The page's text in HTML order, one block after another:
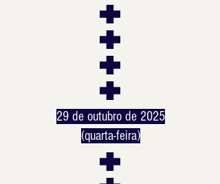
29 de outubro de 2025
(quarta-feira)